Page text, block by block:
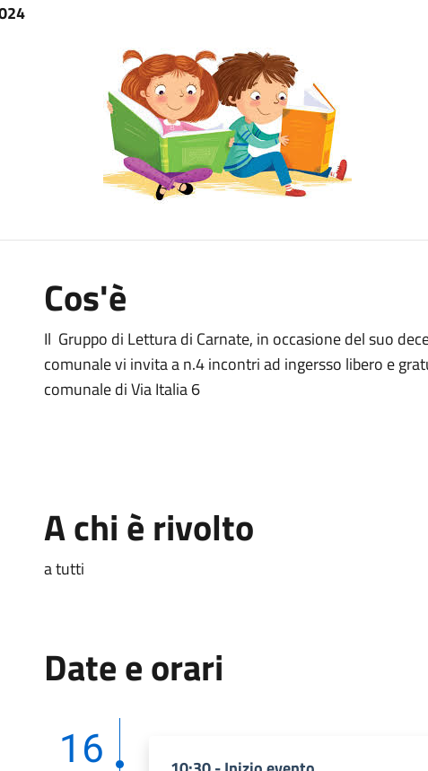
Cos'è
Il Gruppo di Lettura di Carnate, in occasione del suo
comunale vi invita a n.4 incontri ad ingersso libero e
comunale di Via Italia 6
A chi è rivolto
a tutti
Date e orari
16